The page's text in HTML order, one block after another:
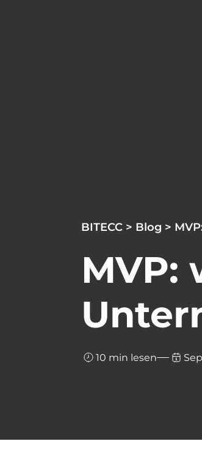
BITECC > Blog >
MVP:
10 min lesen